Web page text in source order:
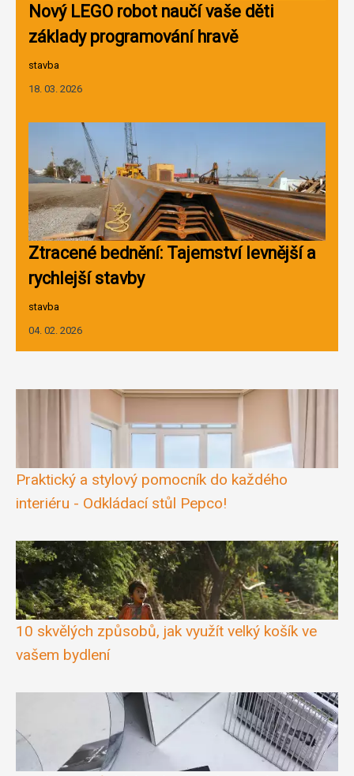
Nový LEGO robot naučí vaše děti
základy programování hravě
stavba
18. 03. 2026
Ztracené bednění: Tajemství levnější a
rychlejší stavby
stavba
04. 02. 2026
Praktický a stylový pomocník do každého
interiéru - Odkládací stůl Pepco!
10 skvělých způsobů, jak využít velký košík ve
vašem bydlení